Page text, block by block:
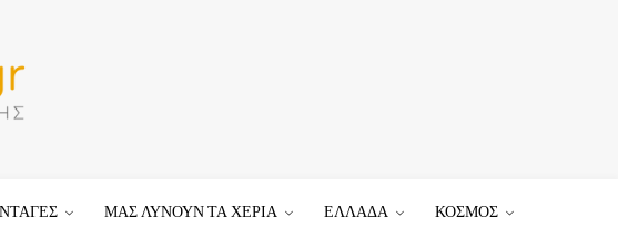
ΜΑΣ ΛΥΝΟΥΝ ΤΑ ΧΕΡΙΑ ΕΛΛΑΔΑ ΚΟΣΜΟΣ